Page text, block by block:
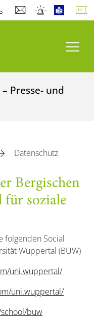
Presse- und
Datenschutz
Bergischen
für soziale
folgenden Social
Wuppertal (BUW)
uni.wuppertal/
uni.wuppertal/
buw